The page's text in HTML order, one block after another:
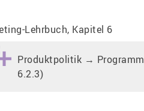
Lehrbuch, Kapitel 6
Produktpolitik →
6.2.3)